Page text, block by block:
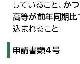
していること、 かつ
高等が前年同期
込まれること
申請書類4号